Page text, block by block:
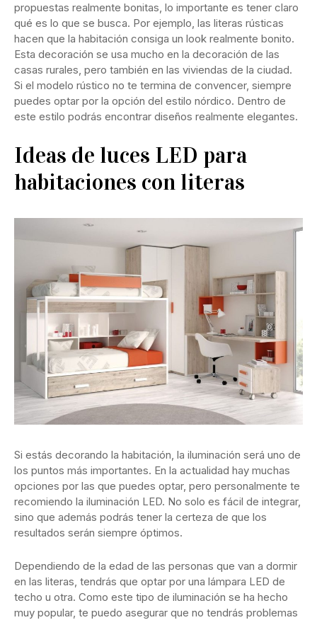
propuestas realmente bonitas, lo importante es tener claro
qué es lo que se busca. Por ejemplo, las literas rústicas
hacen que la habitación consiga un look realmente bonito.
Esta decoración se usa mucho en la decoración de las
casas rurales, pero también en las viviendas de la ciudad.
Si el modelo rústico no te termina de convencer, siempre
puedes optar por la opción del estilo nórdico. Dentro de
este estilo podrás encontrar diseños realmente elegantes.
Ideas de luces LED para
habitaciones con literas
Si estás decorando la habitación, la iluminación será uno de
los puntos más importantes. En la actualidad hay muchas
opciones por las que puedes optar, pero personalmente te
recomiendo la iluminación LED. No solo es fácil de integrar,
sino que además podrás tener la certeza de que los
resultados serán siempre óptimos.
Dependiendo de la edad de las personas que van a dormir
en las literas, tendrás que optar por una lámpara LED de
techo u otra. Como este tipo de iluminación se ha hecho
muy popular, te puedo asegurar que no tendrás problemas